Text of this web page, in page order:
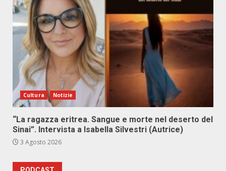
Cultura Notizie
“La ragazza eritrea. Sangue e morte nel deserto del
Sinai”. Intervista a Isabella Silvestri (Autrice)
3 Agosto 2026